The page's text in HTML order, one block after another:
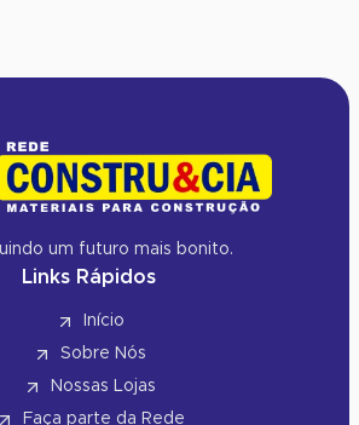
um futuro mais bonito.
Links Rápidos
Início
Sobre Nós
Nossas Lojas
Faça parte da Rede